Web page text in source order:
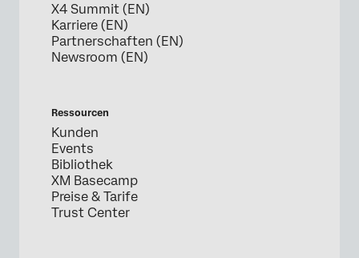
X4 Summit (EN)
Karriere (EN)
Partnerschaften (EN)
Newsroom (EN)
Ressourcen
Kunden
Events
Bibliothek
XM Basecamp
Preise & Tarife
Trust Center